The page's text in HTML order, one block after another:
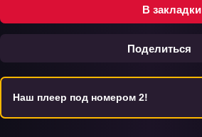
В закладки
Поделиться
Наш плеер под номером 2!